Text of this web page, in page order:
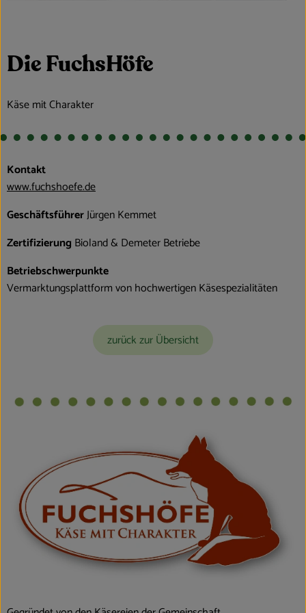
Vorratskammer
Getränke
Kosmetik
So geht’s
Über uns
Die FuchsHöfe
Käse mit Charakter
Kontakt
www.fuchshoefe.de
GeschäftsführerJürgen Kemmet
Zertifizierung Bioland & Demeter Betriebe
Betriebschwerpunkte
Vermarktungsplattform von hochwertigen Käsespezialitäten
zurück zur Übersicht